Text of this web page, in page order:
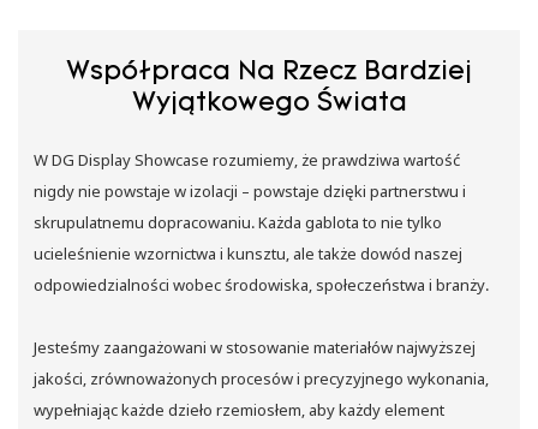
Współpraca Na Rzecz Bardziej
Wyjątkowego Świata
W DG Display Showcase rozumiemy, że prawdziwa wartość
nigdy nie powstaje w izolacji – powstaje dzięki partnerstwu i
skrupulatnemu dopracowaniu. Każda gablota to nie tylko
ucieleśnienie wzornictwa i kunsztu, ale także dowód naszej
odpowiedzialności wobec środowiska, społeczeństwa i branży.
Jesteśmy zaangażowani w stosowanie materiałów najwyższej
jakości, zrównoważonych procesów i precyzyjnego wykonania,
wypełniając każde dzieło rzemiosłem, aby każdy element